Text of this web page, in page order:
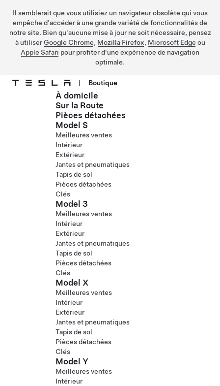
Il semblerait que vous utilisiez un navigateur obsolète qui vous
empêche d'accéder à une grande variété de fonctionnalités de
notre site. Bien qu'aucune mise à jour ne soit nécessaire, pensez
à utiliser Google Chrome, Mozilla Firefox, Microsoft Edge ou
Apple Safari pour profiter d'une expérience de navigation
optimale.
Passer au contenu principal
| Boutique
À domicile
Sur la Route
Pièces détachées
Model S
Meilleures ventes
Intérieur
Extérieur
Jantes et pneumatiques
Tapis de sol
Pièces détachées
Clés
Model 3
Meilleures ventes
Intérieur
Extérieur
Jantes et pneumatiques
Tapis de sol
Pièces détachées
Clés
Model X
Meilleures ventes
Intérieur
Extérieur
Jantes et pneumatiques
Tapis de sol
Pièces détachées
Clés
Model Y
Meilleures ventes
Intérieur